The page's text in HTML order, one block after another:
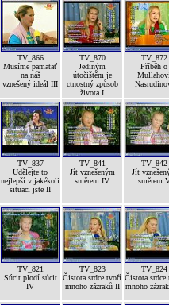
TV_866
Musíme pamätať
na náš
vznešený ideál III
TV_870
Jediným
útočištěm je
ctnostný způsob
života I
TV_872
Příběh o
TV_837
Udělejte to
nejlepší v jakékoli
situaci jste II
TV_841
Jít vznešeným
směrem IV
TV_842
Jít
směrem
TV_821
Súcit plodí súcit
IV
TV_823
Čistota srdce tvoří
mnoho zázraků II
TV_824
Čistota srdce
mnoho